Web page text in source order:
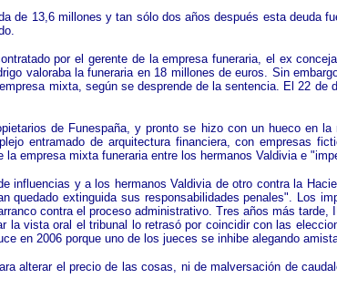
de 13,6 millones y tan sólo dos años después esta deuda
por el gerente de la empresa funeraria, el ex
valoraba la funeraria en 18 millones de euros. Sin
mixta, según se desprende de la sentencia. El 22
de Funespaña, y pronto se hizo con un hueco en
entramado de arquitectura financiera, con empresas
empresa mixta funeraria entre los hermanos Valdivia e
influencias y a los hermanos Valdivia de otro contra la
extinguida sus responsabilidades penales". Los
contra el proceso administrativo. Tres años más
vista oral el tribunal lo retrasó por coincidir con las
en 2006 porque uno de los jueces se inhibe alegando
alterar el precio de las cosas, ni de malversación de